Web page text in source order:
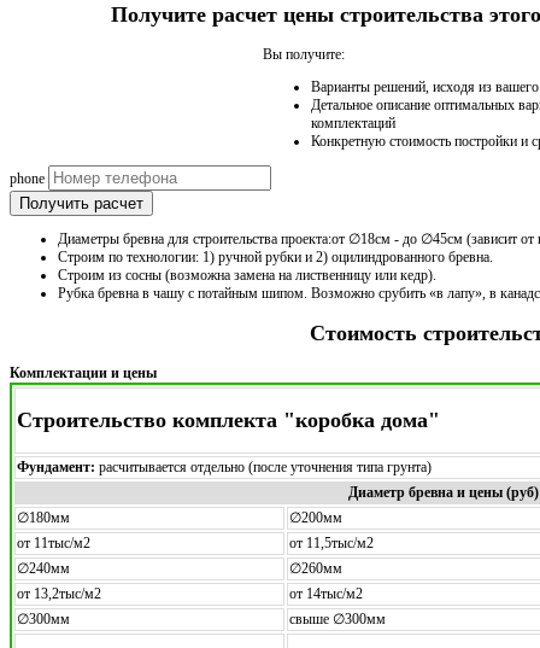
Получите расчет цены строительства
Вы получите:
Варианты решений, исходя из
Детальное описание оптимальных
комплектаций
Конкретную стоимость постройки и
phone
Получить расчет
Диаметры бревна для строительства проекта:от ∅18см - до ∅45см (зависит от
Строим по технологии: 1) ручной рубки и 2) оцилиндрованного бревна.
Строим из сосны (возможна замена на лиственницу или кедр).
Рубка бревна в чашу с потайным шипом. Возможно срубить «в лапу», в
Стоимость
Комплектации и цены
Строительство комплекта "коробка дома"
Фундамент: расчитывается отдельно (после уточнения типа грунта)
Диаметр бревна и цены (руб)
∅180мм
∅200мм
от 11тыс/м2
от 11,5тыс/м2
∅240мм
∅260мм
от 13,2тыс/м2
от 14тыс/м2
∅300мм
свыше ∅300мм